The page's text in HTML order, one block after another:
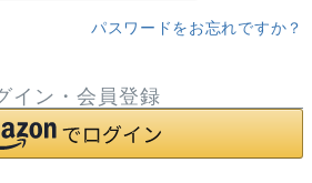
パスワードをお忘れですか？
イン・会員登録